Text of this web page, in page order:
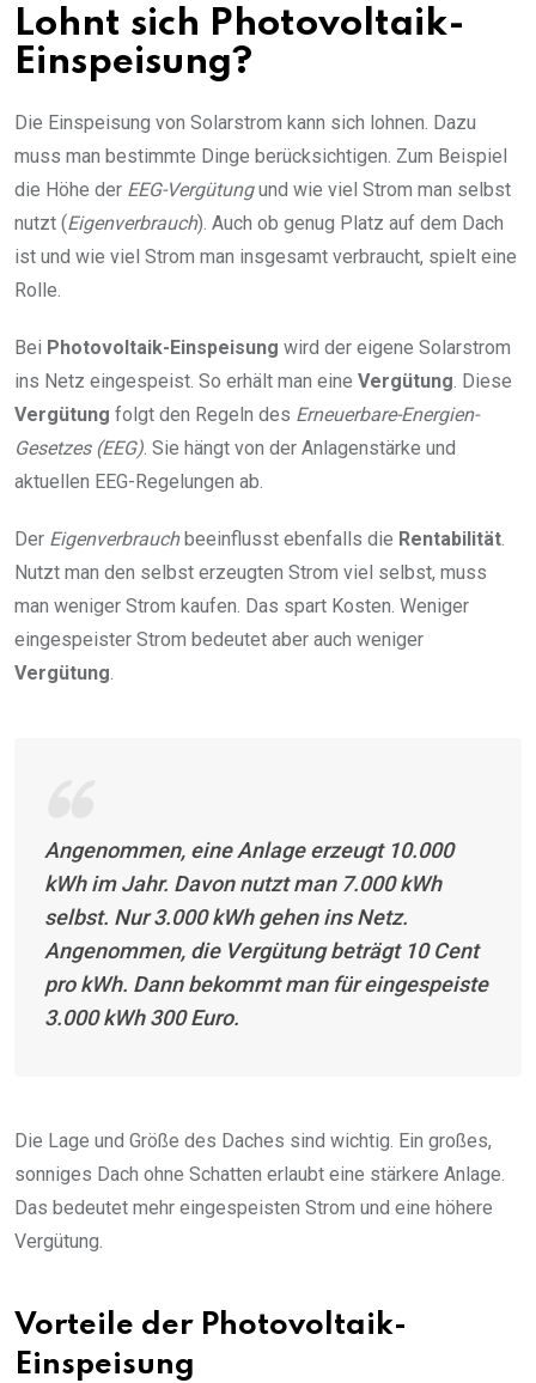
Lohnt sich Photovoltaik-
Einspeisung?
Die Einspeisung von Solarstrom kann sich lohnen. Dazu
muss man bestimmte Dinge berücksichtigen. Zum Beispiel
die Höhe der EEG-Vergütungund wie viel Strom man selbst
nutzt (Eigenverbrauch). Auch ob genug Platz auf dem Dach
ist und wie viel Strom man insgesamt verbraucht, spielt eine
Rolle.
Bei Photovoltaik-Einspeisung wird der eigene Solarstrom
ins Netz eingespeist. So erhält man eine Vergütung. Diese
Vergütung folgt den Regeln des Erneuerbare-Energien-
Gesetzes (EEG). Sie hängt von der Anlagenstärke und
aktuellen EEG-Regelungen ab.
Der Eigenverbrauchbeeinflusst ebenfalls die Rentabilität.
Nutzt man den selbst erzeugten Strom viel selbst, muss
man weniger Strom kaufen. Das spart Kosten. Weniger
eingespeister Strom bedeutet aber auch weniger
Vergütung.
Angenommen, eine Anlage erzeugt 10.000
kWh im Jahr. Davon nutzt man 7.000 kWh
selbst. Nur 3.000 kWh gehen ins Netz.
Angenommen, die Vergütung beträgt 10 Cent
pro kWh. Dann bekommt man für eingespeiste
3.000 kWh 300 Euro.
Die Lage und Größe des Daches sind wichtig. Ein großes,
sonniges Dach ohne Schatten erlaubt eine stärkere Anlage.
Das bedeutet mehr eingespeisten Strom und eine höhere
Vergütung.
Vorteile der Photovoltaik-
Einspeisung